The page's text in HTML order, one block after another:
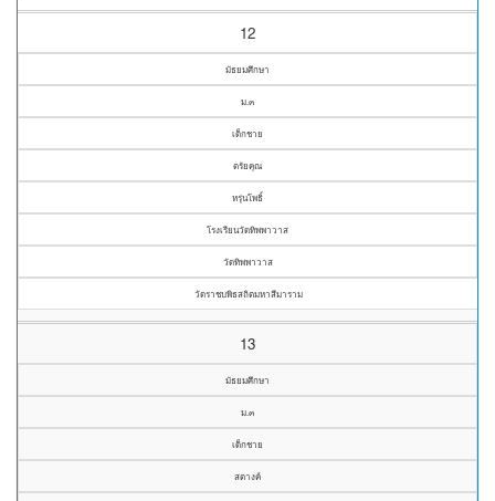
12
มัธยมศึกษา
ม.๓
เด็กชาย
ตรัยคุณ
หรุ่นโพธิ์
โรงเรียนวัดทิพพาวาส
วัดทิพพาวาส
วัดราชบพิธสถิตมหาสีมาราม
13
มัธยมศึกษา
ม.๓
เด็กชาย
สตางค์